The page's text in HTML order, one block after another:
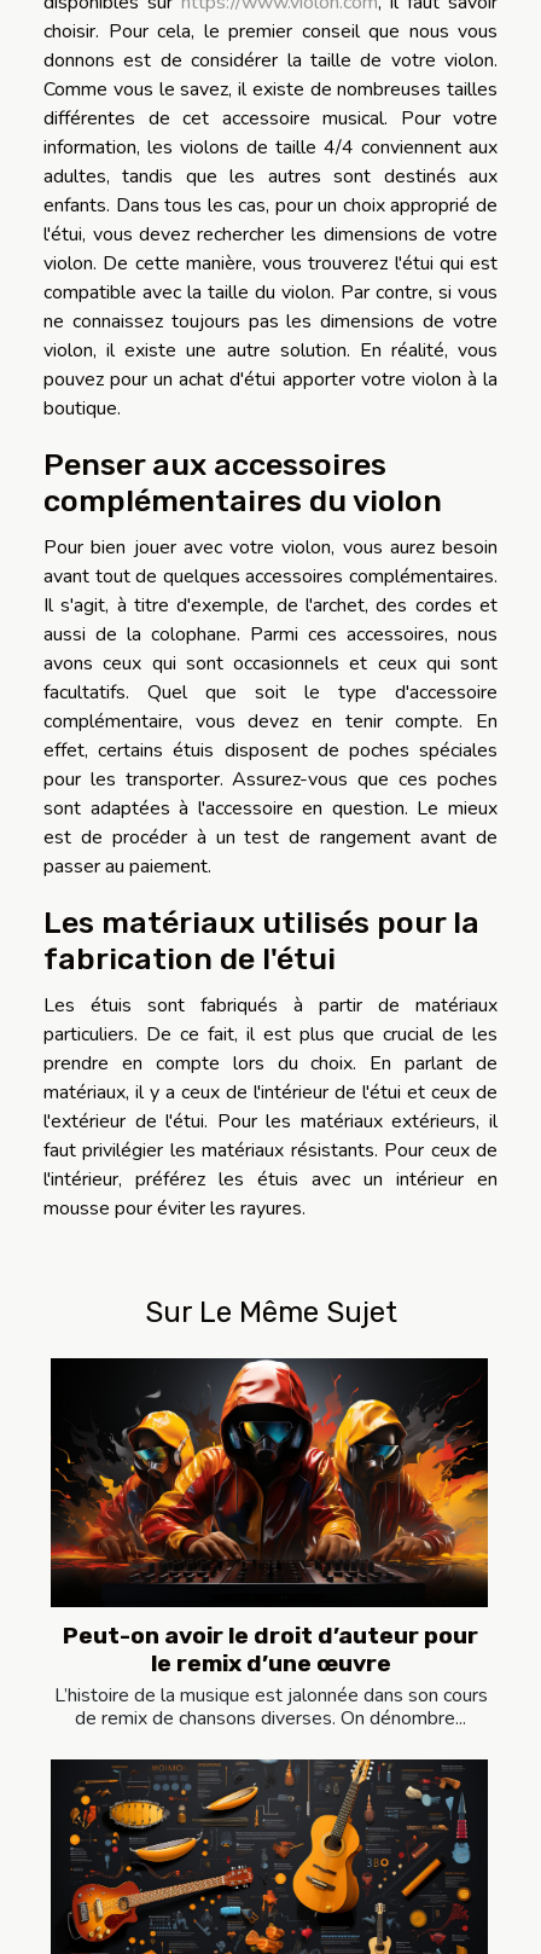
choisir. Pour cela, le premier conseil que nous vous
donnons est de considérer la taille de votre violon.
Comme vous le savez, il existe de nombreuses tailles
différentes de cet accessoire musical. Pour votre
information, les violons de taille 4/4 conviennent aux
adultes, tandis que les autres sont destinés aux
enfants. Dans tous les cas, pour un choix approprié de
l'étui, vous devez rechercher les dimensions de votre
violon. De cette manière, vous trouverez l'étui qui est
compatible avec la taille du violon. Par contre, si vous
ne connaissez toujours pas les dimensions de votre
violon, il existe une autre solution. En réalité, vous
pouvez pour un achat d'étui apporter votre violon à la
boutique.
Penser aux accessoires
complémentaires du violon
Pour bien jouer avec votre violon, vous aurez besoin
avant tout de quelques accessoires complémentaires.
Il s'agit, à titre d'exemple, de l'archet, des cordes et
aussi de la colophane. Parmi ces accessoires, nous
avons ceux qui sont occasionnels et ceux qui sont
facultatifs. Quel que soit le type d'accessoire
complémentaire, vous devez en tenir compte. En
effet, certains étuis disposent de poches spéciales
pour les transporter. Assurez-vous que ces poches
sont adaptées à l'accessoire en question. Le mieux
est de procéder à un test de rangement avant de
passer au paiement.
Les matériaux utilisés pour la
fabrication de l'étui
Les étuis sont fabriqués à partir de matériaux
particuliers. De ce fait, il est plus que crucial de les
prendre en compte lors du choix. En parlant de
matériaux, il y a ceux de l'intérieur de l'étui et ceux de
l'extérieur de l'étui. Pour les matériaux extérieurs, il
faut privilégier les matériaux résistants. Pour ceux de
l'intérieur, préférez les étuis avec un intérieur en
mousse pour éviter les rayures.
Sur Le Même Sujet
Peut-on avoir le droit d’auteur pour
le remix d’une œuvre
L’histoire de la musique est jalonnée dans son cours
de remix de chansons diverses. On dénombre...